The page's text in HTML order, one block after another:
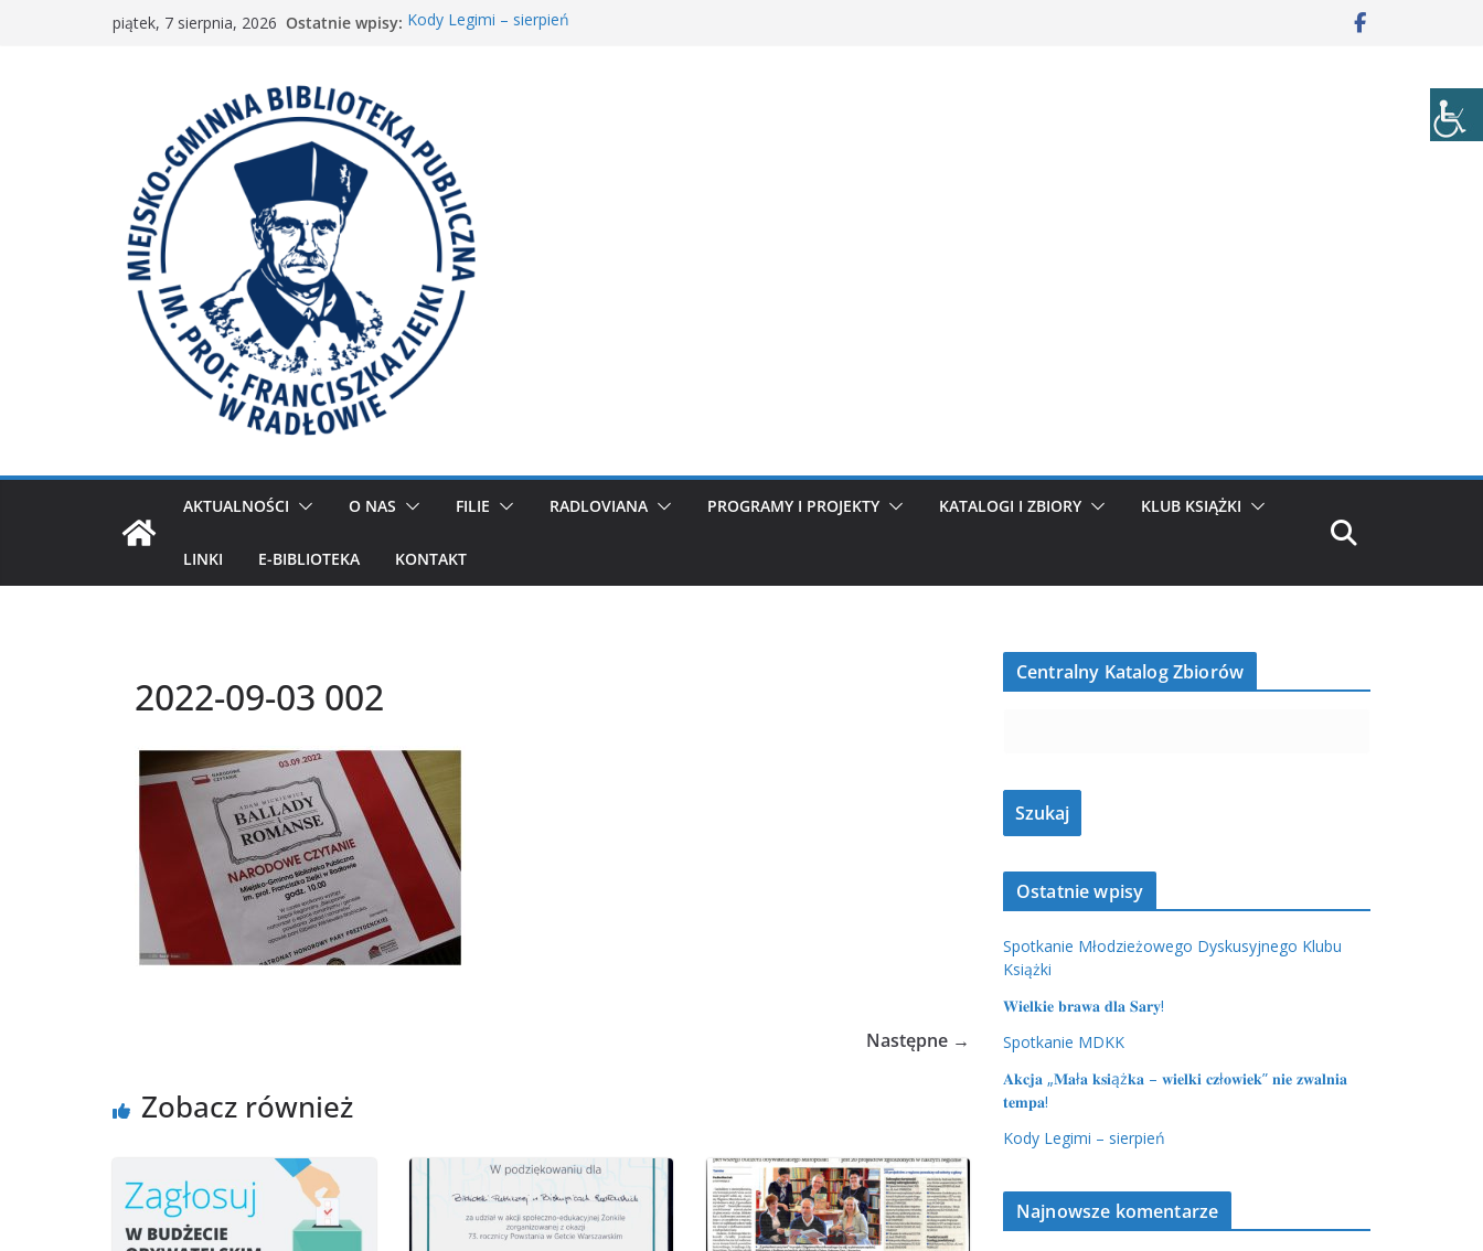
piątek, 7 sierpnia, 2026 Ostatnie wpisy: Kody Legimi – sierpień
AKTUALNOŚCI O NAS FILIE RADLOVIANA PROGRAMY I PROJEKTY KATALOGI I ZBIORY KLUB KSIĄŻKI
LINKI E-BIBLIOTEKA KONTAKT
2022-09-03 002
Następne →
Zobacz również
Centralny Katalog Zbiorów
Ostatnie wpisy
Spotkanie Młodzieżowego Dyskusyjnego Klubu
Książki
𝐖𝐢𝐞𝐥𝐤𝐢𝐞 𝐛𝐫𝐚𝐰𝐚 𝐝𝐥𝐚 𝐒𝐚𝐫𝐲!
Spotkanie MDKK
𝐀𝐤𝐜𝐣𝐚 „𝐌𝐚ł𝐚 𝐤𝐬𝐢ąż𝐤𝐚 – 𝐰𝐢𝐞𝐥𝐤𝐢 𝐜𝐳ł𝐨𝐰𝐢𝐞𝐤” 𝐧𝐢𝐞 𝐳𝐰𝐚𝐥𝐧𝐢𝐚
𝐭𝐞𝐦𝐩𝐚!
Kody Legimi – sierpień
Najnowsze komentarze